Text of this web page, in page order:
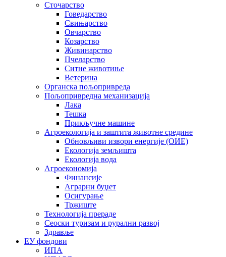
Сточарство
Говедарство
Свињарство
Овчарство
Козарство
Живинарство
Пчеларство
Ситне животиње
Ветерина
Органска пољопривреда
Пољопривредна механизација
Лака
Тешка
Прикључне машине
Агроекологија и заштита животне средине
Обновљиви извори енергије (ОИЕ)
Екологија земљишта
Екологија вода
Агроекономија
Финансије
Аграрни буџет
Осигурање
Тржиште
Технологија прераде
Сеоски туризам и рурални развој
Здравље
ЕУ фондови
ИПА